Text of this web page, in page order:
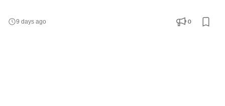
クターと共にクライアントの課題解決に向けて取り組んでいくお
仕事です。企業のLINE運用を一貫してリードし、スムーズに進行
9 days ago 0